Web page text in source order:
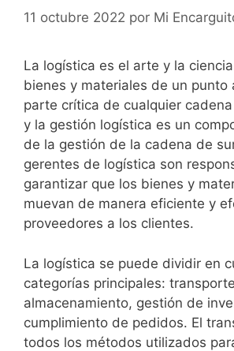
11 octubre 2022 por Mi
La logística es el arte y la
bienes y materiales de un punto
parte crítica de cualquier
y la gestión logística es un
de la gestión de la cadena de
gerentes de logística son
garantizar que los bienes y
muevan de manera eficiente y
proveedores a los clientes.
La logística se puede dividir en
categorías principales:
almacenamiento, gestión de
cumplimiento de pedidos. El
todos los métodos utilizados